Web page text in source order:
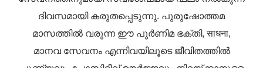
ദിവസമായി കരുതപ്പെടുന്നു. പുരുഷോത്തമ
മാസത്തിൽ വരുന്ന ഈ പൂർണിമ ഭക്തി, साधना,
മാനവ സേവനം എന്നിവയിലൂടെ ജീവിതത്തിൽ